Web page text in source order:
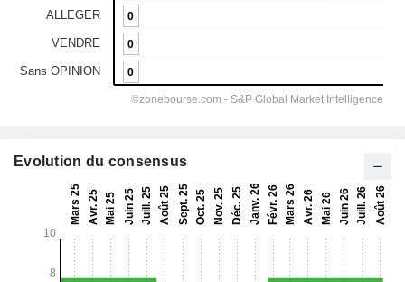
Evolution du consensus